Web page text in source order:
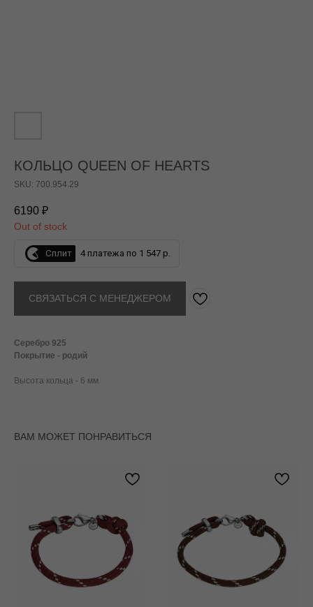
КОЛЬЦО QUEEN OF HEARTS
SKU: 700.954.29
6190 ₽
Out of stock
Сплит 4 платежа по 1 547 р.
СВЯЗАТЬСЯ С МЕНЕДЖЕРОМ
Серебро 925
Покрытие - родий
Высота кольца - 6 мм
ВАМ МОЖЕТ ПОНРАВИТЬСЯ